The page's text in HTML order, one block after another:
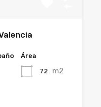
Área
72 m2